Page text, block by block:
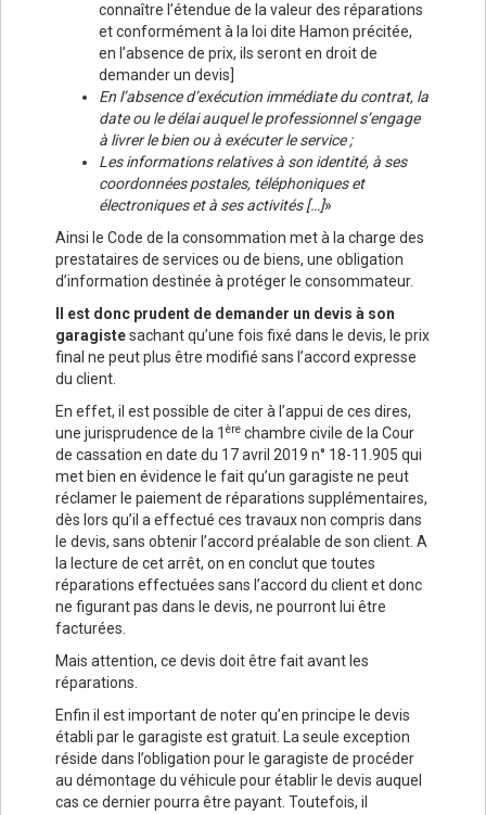
connaître l’étendue de la valeur des réparations
et conformément à la loi dite Hamon précitée,
en l’absence de prix, ils seront en droit de
demander un devis]
En l’absence d’exécution immédiate du contrat, la
date ou le délai auquel le professionnel s’engage
à livrer le bien ou à exécuter le service ;
Les informations relatives à son identité, à ses
coordonnées postales, téléphoniques et
électroniques et à ses activités […]»
Ainsi le Code de la consommation met à la charge des
prestataires de services ou de biens, une obligation
d’information destinée à protéger le consommateur.
Il est donc prudent de demander un devis à son
garagistesachant qu’une fois fixé dans le devis, le prix
final ne peut plus être modifié sans l’accord expresse
du client.
En effet, il est possible de citer à l’appui de ces dires,
une jurisprudence de la 1 ère chambre civile de la Cour
de cassation en date du 17 avril 2019 n° 18-11.905 qui
met bien en évidence le fait qu’un garagiste ne peut
réclamer le paiement de réparations supplémentaires,
dès lors qu’il a effectué ces travaux non compris dans
le devis, sans obtenir l’accord préalable de son client. A
la lecture de cet arrêt, on en conclut que toutes
réparations effectuées sans l’accord du client et donc
ne figurant pas dans le devis, ne pourront lui être
facturées.
Mais attention, ce devis doit être fait avant les
réparations.
Enfin il est important de noter qu’en principe le devis
établi par le garagiste est gratuit. La seule exception
réside dans l’obligation pour le garagiste de procéder
au démontage du véhicule pour établir le devis auquel
cas ce dernier pourra être payant. Toutefois, il